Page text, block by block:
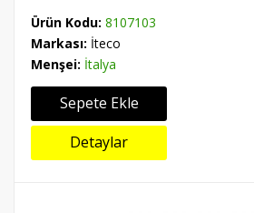
Ürün Kodu: 8107103
Markası: İteco
Menşei: İtalya
Sepete Ekle
Detaylar